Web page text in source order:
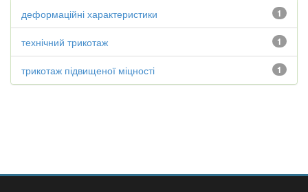
1
деформаційні характеристики
1
технічний трикотаж
1
трикотаж підвищеної міцності